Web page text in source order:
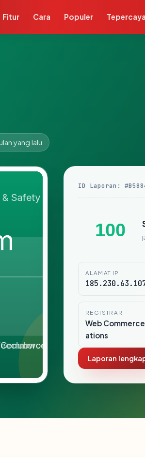
Fitur Cara Populer Tepercaya
yang lalu
ID Laporan:
100
ALAMAT IP
REGISTRAR
Web
ations
Laporan